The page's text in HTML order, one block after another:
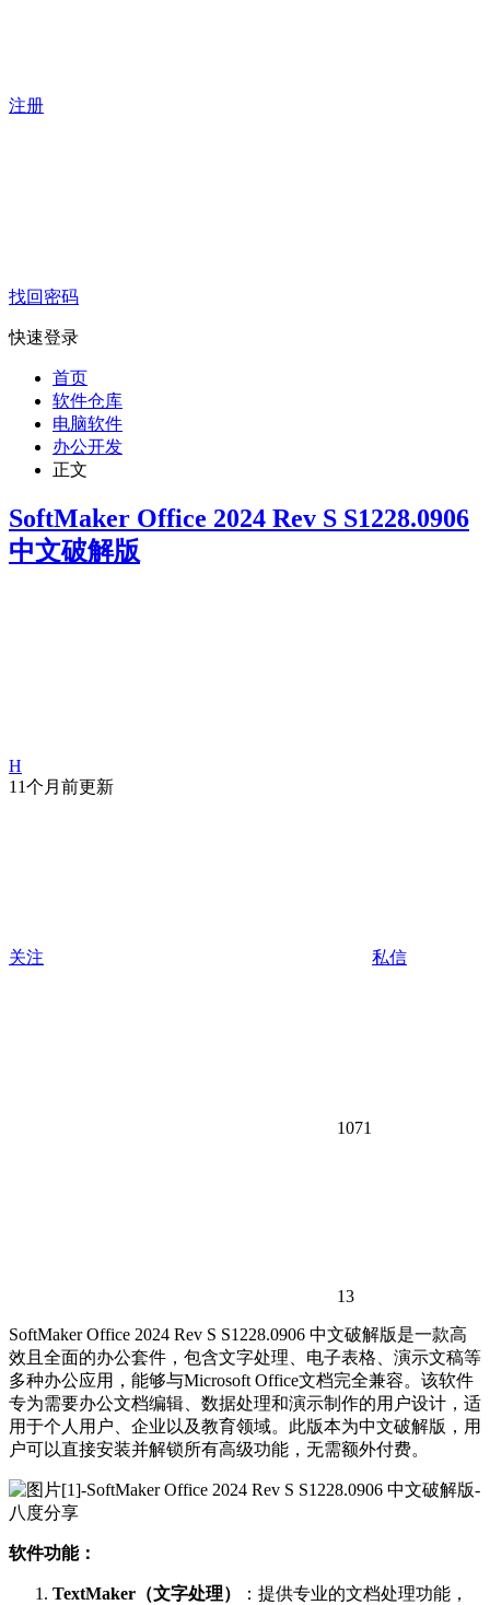
注册
找回密码
快速登录
首页
软件仓库
电脑软件
办公开发
正文
SoftMaker Office 2024 Rev S S1228.0906
中文破解版
H
11个月前更新
关注 私信
1071
13
SoftMaker Office 2024 Rev S S1228.0906 中文破解版是一款高
效且全面的办公套件，包含文字处理、电子表格、演示文稿等
多种办公应用，能够与Microsoft Office文档完全兼容。该软件
专为需要办公文档编辑、数据处理和演示制作的用户设计，适
用于个人用户、企业以及教育领域。此版本为中文破解版，用
户可以直接安装并解锁所有高级功能，无需额外付费。
软件功能：
TextMaker（文字处理）
：提供专业的文档处理功能，